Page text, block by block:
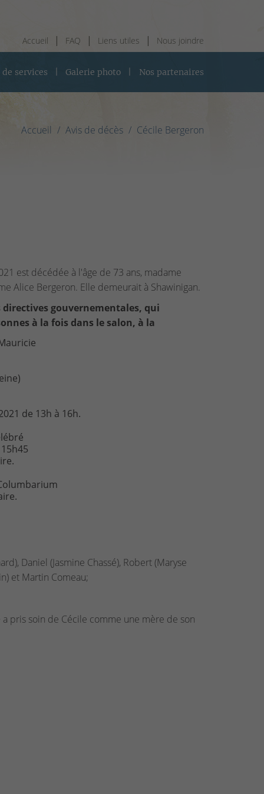
Accueil FAQ Liens utiles Nous joindre
services Galerie photo Nos partenaires
Accueil Avis de décès Cécile Bergeron
est décédée à l'âge de 73 ans, madame
Alice Bergeron. Elle demeurait à Shawinigan.
gouvernementales, qui
à la fois dans le salon, à la
de 13h à 16h.
Daniel (Jasmine Chassé), Robert (Maryse
et Martin Comeau;
pris soin de Cécile comme une mère de son